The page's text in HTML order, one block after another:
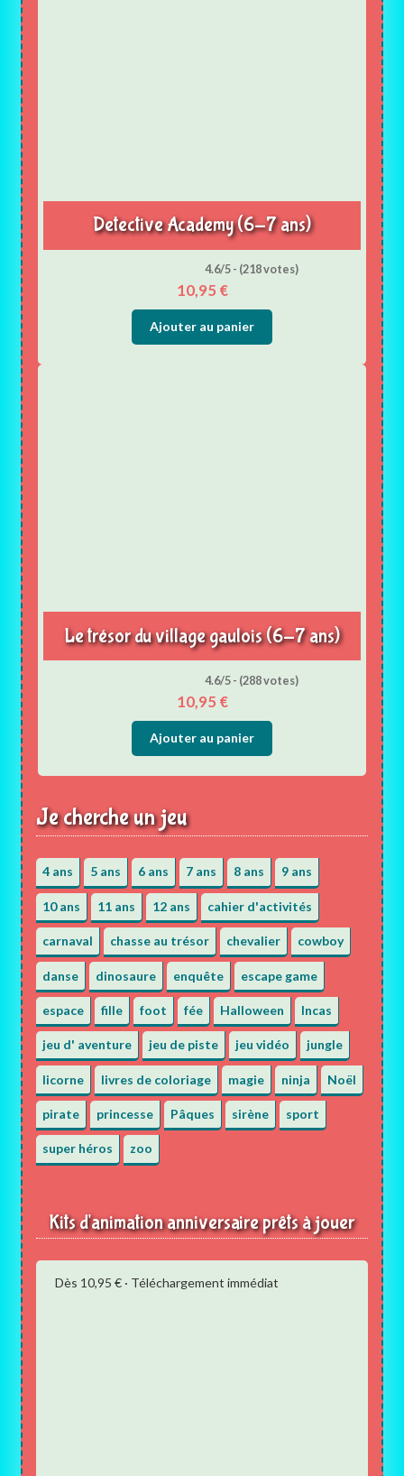
Detective Academy (6-7 ans)
4.6/5 - (218 votes)
10,95 €
Ajouter au panier
Le trésor du village gaulois (6-7 ans)
4.6/5 - (288 votes)
10,95 €
Ajouter au panier
Je cherche un jeu
4 ans 5 ans 6 ans 7 ans 8 ans 9 ans
10 ans 11 ans 12 ans cahier d'activités
carnaval chasse au trésor chevalier cowboy
danse dinosaure enquête escape game
espace fille foot fée Halloween Incas
jeu d' aventure jeu de piste jeu vidéo jungle
licorne livres de coloriage magie ninja Noël
pirate princesse Pâques sirène sport
super héros zoo
Kits d'animation anniversaire prêts à jouer
Dès 10,95 € · Téléchargement immédiat